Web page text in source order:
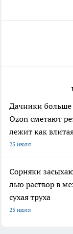
Дачники больше
Ozon сметают
лежит как
25 июля
Сорняки
лью раствор в
сухая труха
25 июля